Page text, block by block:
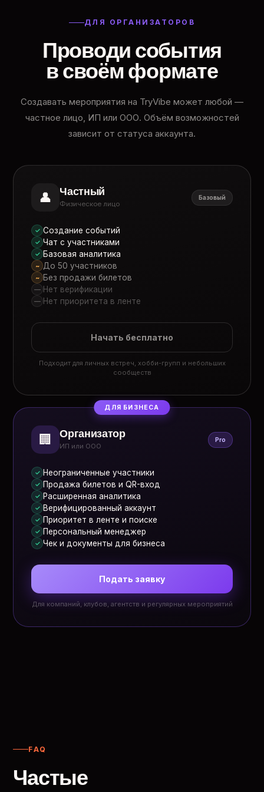
ДЛЯ ОРГАНИЗАТОРОВ
Проводи события
в своём формате
Создавать мероприятия на TryVibe может любой —
частное лицо, ИП или ООО. Объём возможностей
зависит от статуса аккаунта.
👤 Частный
Физическое лицо
Базовый
✓ Создание событий
✓ Чат с участниками
✓ Базовая аналитика
~ До 50 участников
~ Без продажи билетов
— Нет верификации
— Нет приоритета в ленте
Начать бесплатно
Подходит для личных встреч, хобби-групп и небольших
сообществ
ДЛЯ БИЗНЕСА
🏢 Организатор
ИП или ООО
Pro
✓ Неограниченные участники
✓ Продажа билетов и QR-вход
✓ Расширенная аналитика
✓ Верифицированный аккаунт
✓ Приоритет в ленте и поиске
✓ Персональный менеджер
✓ Чек и документы для бизнеса
Подать заявку
Для компаний, клубов, агентств и регулярных мероприятий
FAQ
Частые